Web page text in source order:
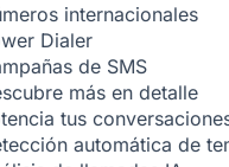
internacionales
Dialer
de SMS
más en detalle
tus
automática de